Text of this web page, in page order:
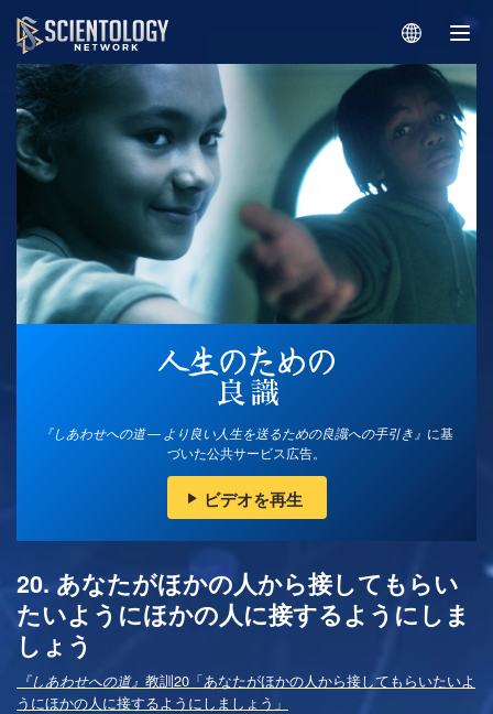
『しあわせへの道 ― より良い人生を送るための良識への手引き』 に基
づいた公共サービス広告。
ビデオを再生
20. あなたがほかの人から接してもらい
たいようにほかの人に接するようにしま
しょう
『しあわせへの道』 教訓20「あなたがほかの人から接してもらいたいよ
うにほかの人に接するようにしましょう」